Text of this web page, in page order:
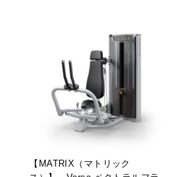
【MATRIX（マトリック